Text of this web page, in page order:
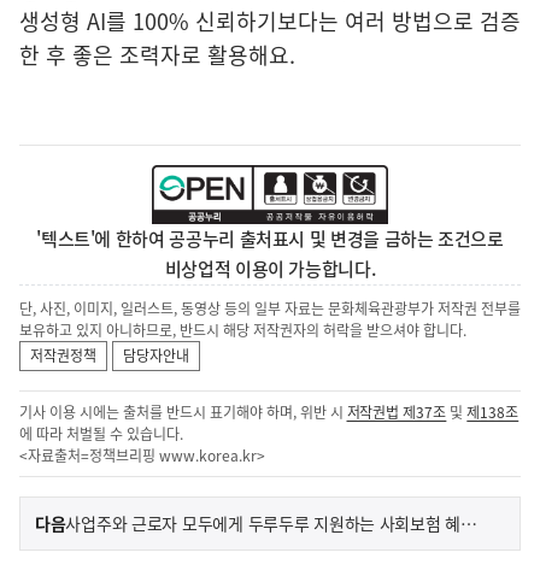
생성형 AI를 100% 신뢰하기보다는 여러 방법으로 검증
한 후 좋은 조력자로 활용해요.
'텍스트'에 한하여 공공누리 출처표시 및 변경을 금하는 조건으로
비상업적 이용이 가능합니다.
단, 사진, 이미지, 일러스트, 동영상 등의 일부 자료는 문화체육관광부가 저작권 전부를
보유하고 있지 아니하므로, 반드시 해당 저작권자의 허락을 받으셔야 합니다.
저작권정책
담당자안내
기사 이용 시에는 출처를 반드시 표기해야 하며, 위반 시 저작권법 제37조 및제138조
에 따라 처벌될 수 있습니다.
<자료출처=정책브리핑 www.korea.kr>
이
전
다음기
사업주와 근로자 모두에게 두루두루 지원하는 사회보험 혜택이 있다고?